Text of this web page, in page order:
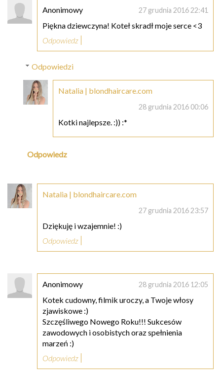
Anonimowy 27 grudnia 2016 22:41
Piękna dziewczyna! Koteł skradł moje serce <3
Odpowiedz
Odpowiedzi
Natalia | blondhaircare.com
28 grudnia 2016 00:06
Kotki najlepsze. :)) :*
Odpowiedz
Natalia | blondhaircare.com
27 grudnia 2016 23:57
Dziękuję i wzajemnie! :)
Odpowiedz
Anonimowy 28 grudnia 2016 12:05
Kotek cudowny, filmik uroczy, a Twoje włosy
zjawiskowe :)
Szczęśliwego Nowego Roku!!! Sukcesów
zawodowych i osobistych oraz spełnienia
marzeń :)
Odpowiedz